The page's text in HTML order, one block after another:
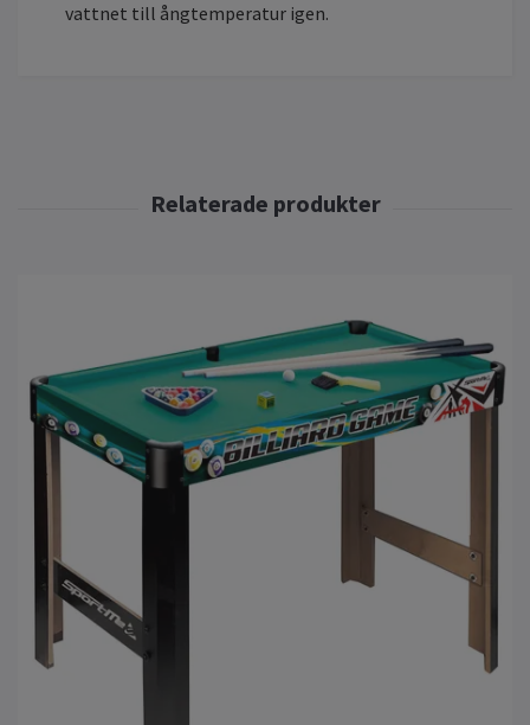
vattnet till ångtemperatur igen.